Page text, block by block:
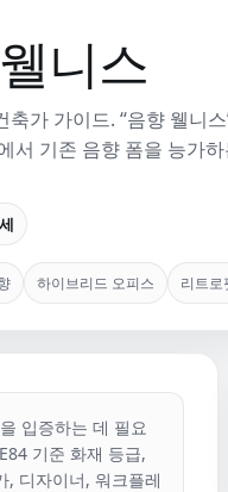
니스
가 가이드. “음향 웰니
서 기존 음향 폼을 능가
하이브리드 오피스 리트로
입증하는 데 필요
기준 화재 등급,
, 디자이너, 워크플레